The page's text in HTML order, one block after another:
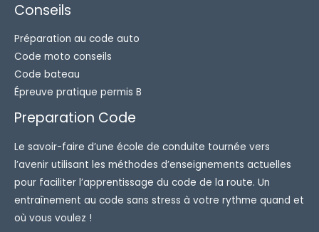
Conseils
Préparation au code auto
Code moto conseils
Code bateau
Épreuve pratique permis B
Preparation Code
Le savoir-faire d’une école de conduite tournée vers
l’avenir utilisant les méthodes d’enseignements actuelles
pour faciliter l’apprentissage du code de la route. Un
entraînement au code sans stress à votre rythme quand et
où vous voulez !